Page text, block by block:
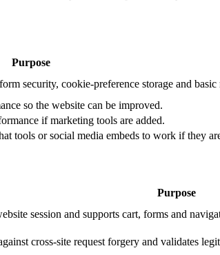
Purpose
security, cookie-preference storage and
so the website can be improved.
if marketing tools are added.
tools or social media embeds to work if they
Purpose
session and supports cart, forms and
cross-site request forgery and validates